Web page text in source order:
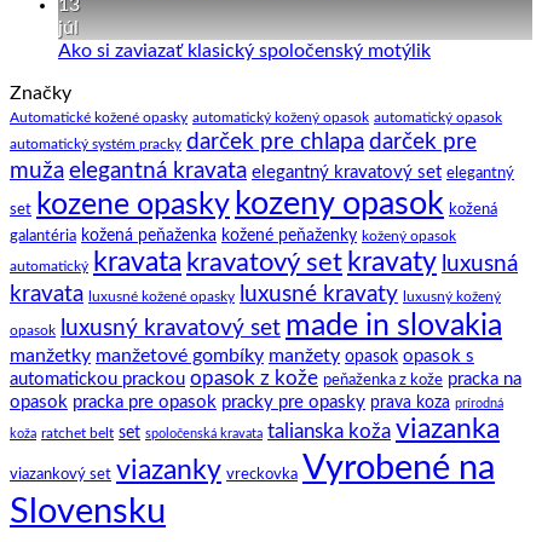
ako
na
to.
manžety
a
ich
história
13
júl
Ako si zaviazať klasický spoločenský motýlikŽiadne
Ako
si
zaviazať
klasický
spoločenský
motýlik
Značky
Automatické kožené opasky automatický kožený opasok automatický opasok
automatický systém pracky darček pre chlapa darček pre
muža elegantná kravata elegantný kravatový set elegantný
set kozene opasky kozeny opasok kožená
galantéria kožená peňaženka kožené peňaženky kožený opasok
automatický kravata kravatový set kravaty luxusná
kravata luxusné kožené opasky luxusné kravaty luxusný kožený
opasok luxusný kravatový set made in slovakia
manžetky manžetové gombíky manžety opasok opasok s
automatickou prackou opasok z kože peňaženka z kože pracka na
opasok pracka pre opasok pracky pre opasky prava koza prírodná
koža ratchet belt set spoločenská kravata talianska koža viazanka
viazankový set viazanky vreckovka Vyrobené na
Slovensku